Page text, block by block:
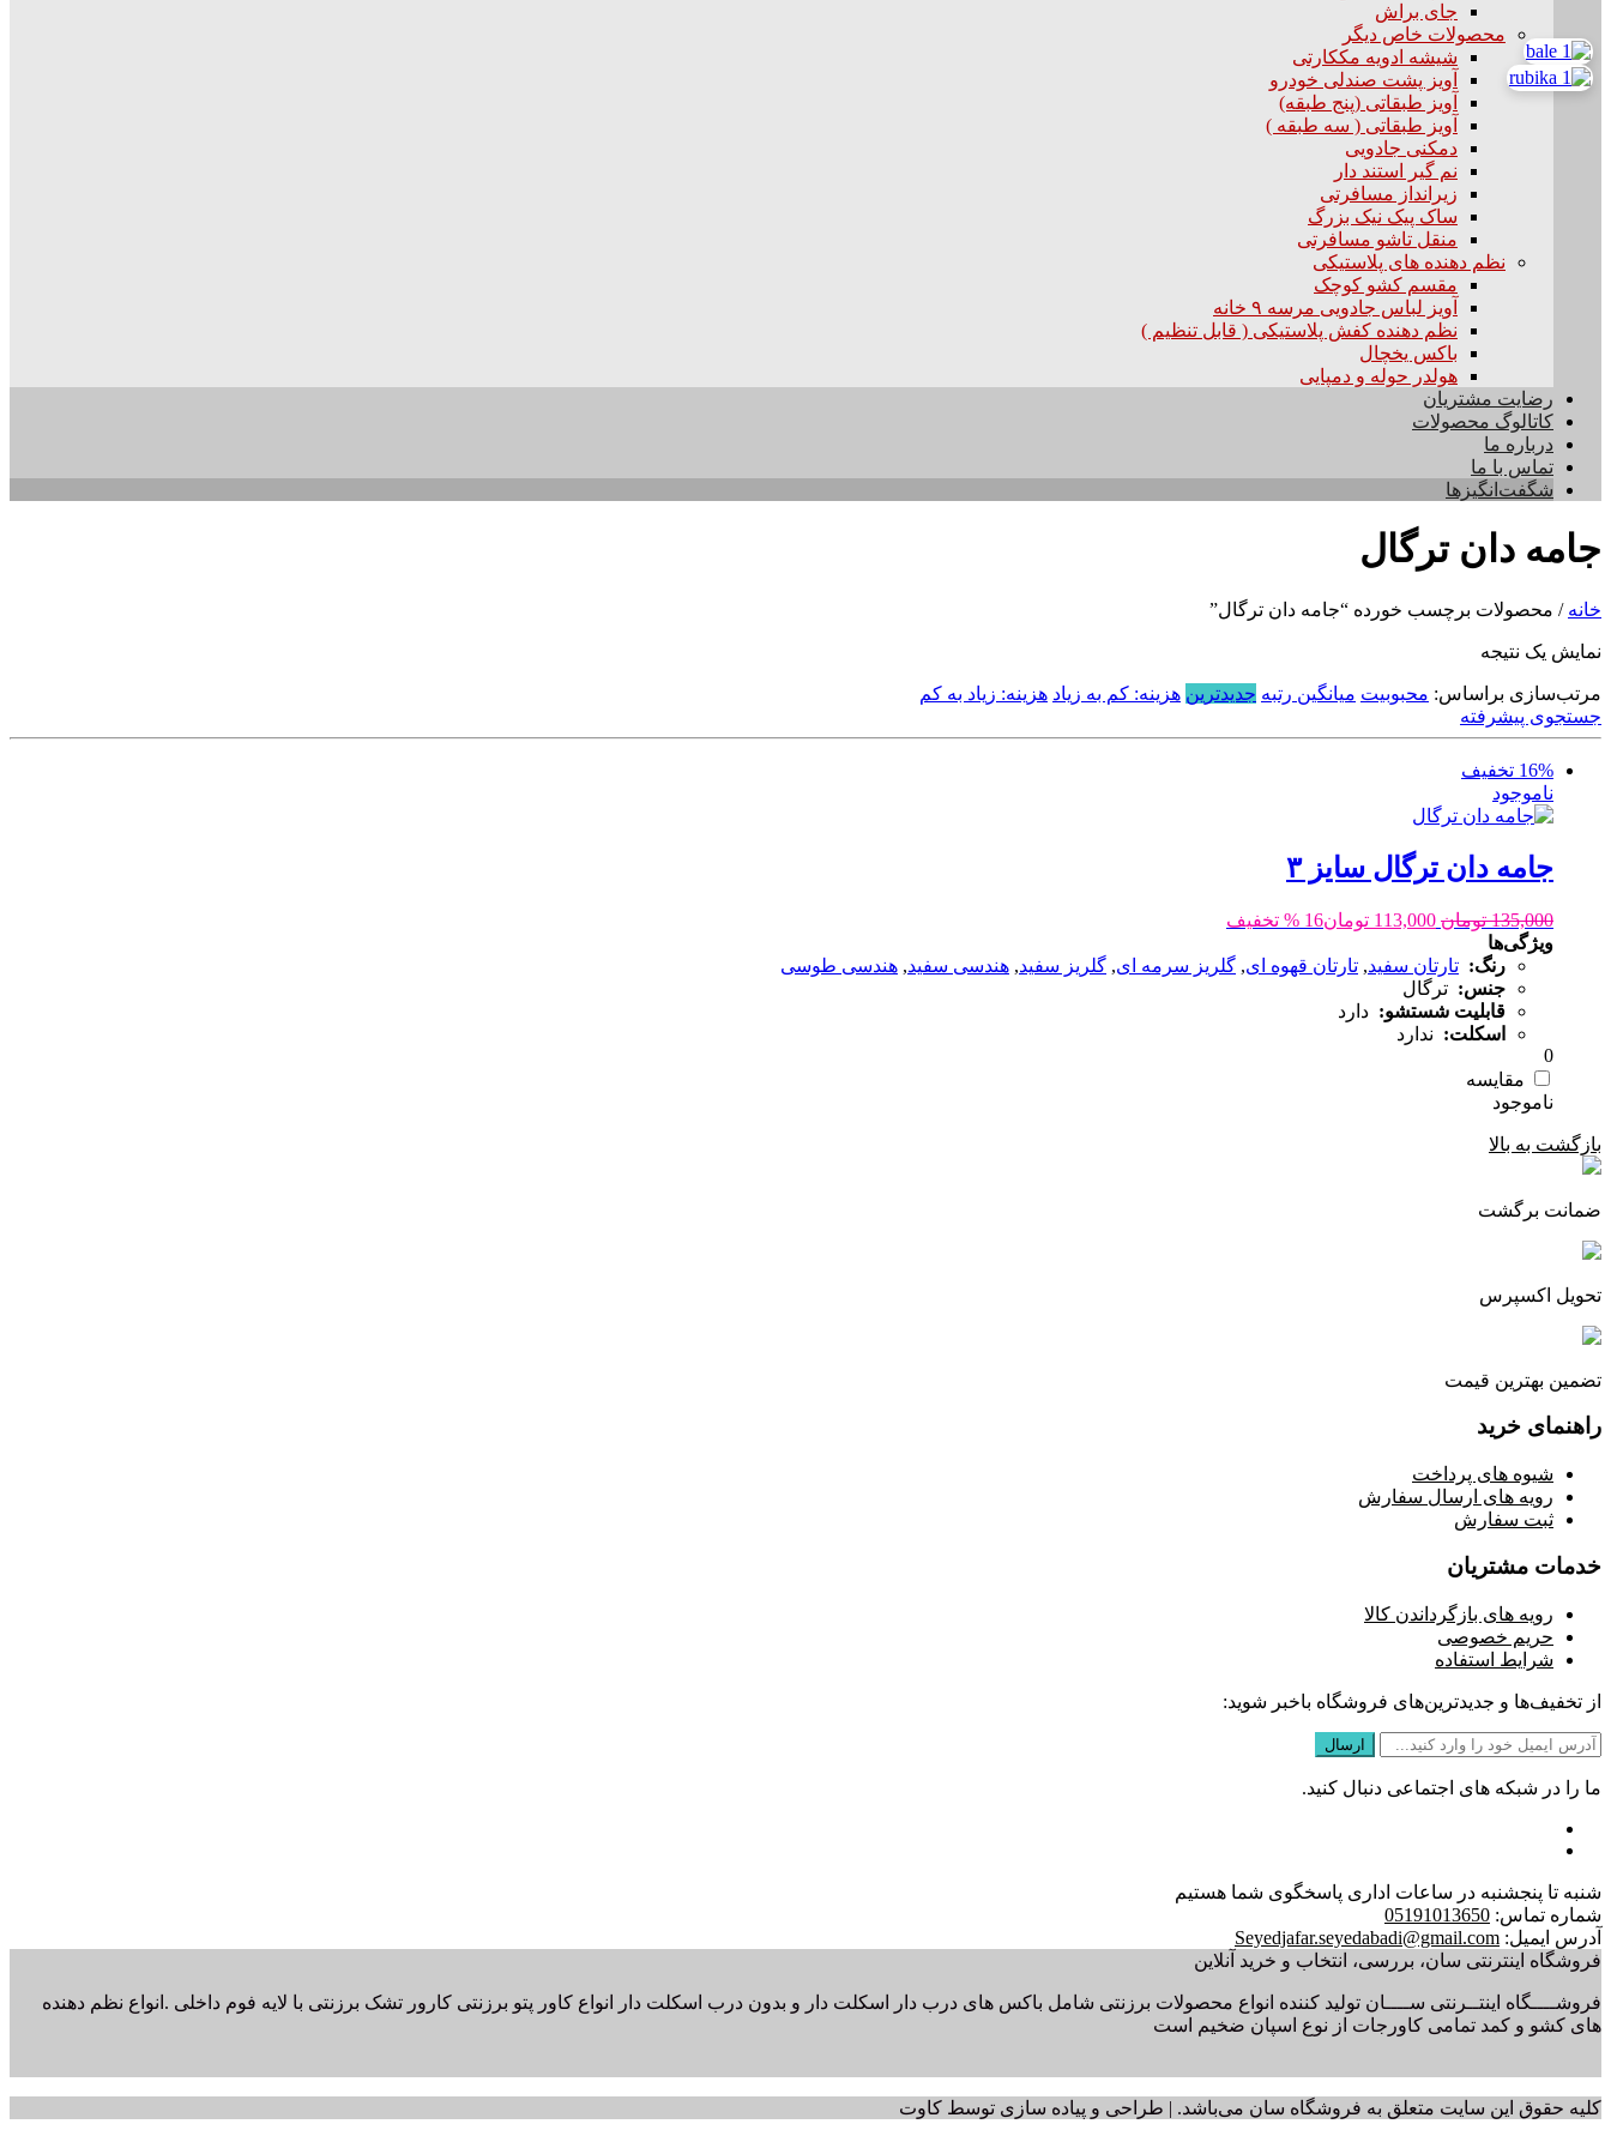
جای براش
محصولات خاص دیگر
شیشه ادویه مککارتی
آویز پشت صندلی خودرو
آویز طبقاتی (پنج طبقه)
آویز طبقاتی ( سه طبقه )
دمکنی جادویی
نم گیر استند دار
زیرانداز مسافرتی
ساک پیک نیک بزرگ
منقل تاشو مسافرتی
نظم دهنده های پلاستیکی
مقسم کشو کوچک
آویز لباس جادویی مرسه ۹ خانه
نظم دهنده کفش پلاستیکی ( قابل تنظیم )
باکس یخچال
هولدر حوله و دمپایی
رضایت مشتریان
کاتالوگ محصولات
درباره ما
تماس با ما
شگفت‌انگیزها
جامه دان ترگال
خانه / محصولات برچسب خورده “جامه دان ترگال”
نمایش یک نتیجه
مرتب‌سازی براساس: محبوبیت میانگین رتبه جدیدترین هزینه: کم به زیاد هزینه: زیاد به کم
جستجوی پیشرفته
16% تخفیف
ناموجود
جامه دان ترگال سایز ۳
135,000 تومان 113,000 تومان16 % تخفیف
ویژگی‌ها
رنگ: تارتان سفید, تارتان قهوه ای, گلریز سرمه ای, گلریز سفید, هندسی سفید, هندسی طوسی
جنس: ترگال
قابلیت شستشو: دارد
اسکلت: ندارد
0
مقایسه
بازگشت به بالا
ضمانت برگشت
تحویل اکسپرس
تضمین بهترین قیمت
راهنمای خرید
شیوه های پرداخت
رویه های ارسال سفارش
ثبت سفارش
خدمات مشتریان
رویه های بازگرداندن کالا
حریم خصوصی
شرایط استفاده
از تخفیف‌ها و جدیدترین‌های فروشگاه باخبر شوید:
ما را در شبکه های اجتماعی دنبال کنید.
شنبه تا پنجشنبه در ساعات اداری پاسخگوی شما هستیم
شماره تماس: 05191013650
آدرس ایمیل: Seyedjafar.seyedabadi@gmail.com
فروشگاه اینترنتی سان، بررسی، انتخاب و خرید آنلاین
فروشــــگاه اینتــرنتی ســــان تولید کننده انواع محصولات برزنتی شامل باکس های درب دار اسکلت دار و بدون درب اسکلت دار انواع کاور پتو برزنتی کارور تشک برزنتی با لایه فوم داخلی .انواع نظم دهنده
های کشو و کمد تمامی کاورجات از نوع اسپان ضخیم است
کلیه حقوق این سایت متعلق به فروشگاه سان می‌باشد. | طراحی و پیاده سازی توسط کاوت